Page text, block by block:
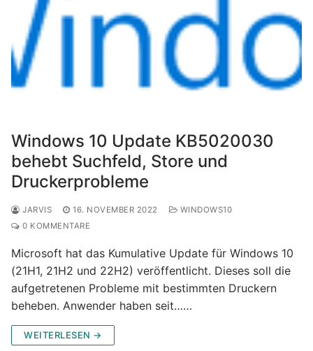
Windows 10 Update KB5020030
behebt Suchfeld, Store und
Druckerprobleme
JARVIS 16. NOVEMBER 2022
WINDOWS10
0 KOMMENTARE
Microsoft hat das Kumulative Update für Windows 10
(21H1, 21H2 und 22H2) veröffentlicht. Dieses soll die
aufgetretenen Probleme mit bestimmten Druckern
beheben. Anwender haben seit……
WEITERLESEN →